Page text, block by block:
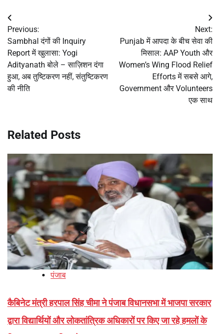
Post
navigation
Previous:
Sambhal दंगों की Inquiry
Report में खुलासा: Yogi
Adityanath बोले – साज़िशन दंगा
हुआ, अब तुष्टिकरण नहीं, संतुष्टिकरण
की नीति
Next:
Punjab में आपदा के बीच सेवा की
मिसाल: AAP Youth और
Women’s Wing Flood Relief
Efforts में सबसे आगे,
Government और Volunteers
एक साथ
Related Posts
पंजाब
कैबिनेट मंत्री हरपाल सिंह चीमा ने पंजाब विधानसभा में भाजपा सरकार
द्वारा विद्यार्थियों और लोकतांत्रिक अधिकारों पर किए जा रहे हमलों के